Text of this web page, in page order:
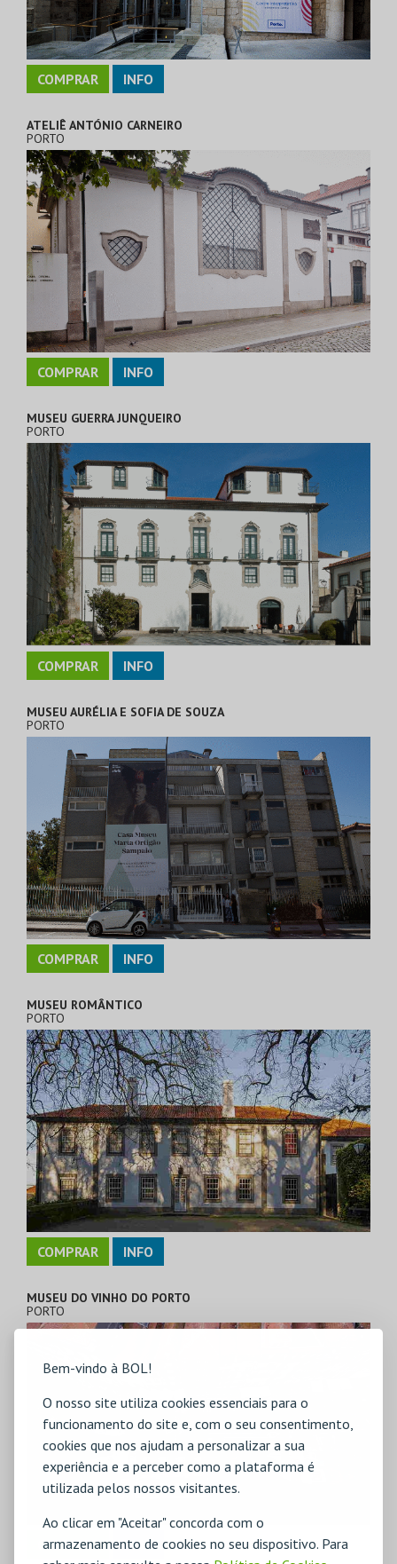
Bem-vindo à BOL!
O nosso site utiliza cookies essenciais para o
funcionamento do site e, com o seu consentimento,
cookies que nos ajudam a personalizar a sua
experiência e a perceber como a plataforma é
utilizada pelos nossos visitantes.
Ao clicar em "Aceitar" concorda com o
armazenamento de cookies no seu dispositivo. Para
COMPRAR INFO
ATELIÊ ANTÓNIO CARNEIRO
PORTO
COMPRAR INFO
MUSEU GUERRA JUNQUEIRO
PORTO
COMPRAR INFO
MUSEU AURÉLIA E SOFIA DE SOUZA
PORTO
COMPRAR INFO
MUSEU ROMÂNTICO
PORTO
COMPRAR INFO
MUSEU DO VINHO DO PORTO
PORTO
COMPRAR INFO